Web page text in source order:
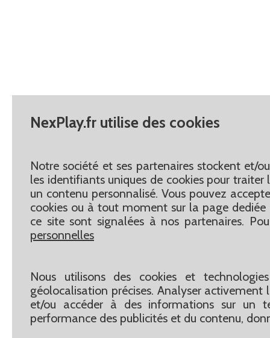
NexPlay.fr utilise des cookies
Notre société et ses partenaires stockent et/
les identifiants uniques de cookies pour
un contenu personnalisé. Vous pouvez
cookies ou à tout moment sur la page dediée
ce site sont signalées à nos partenaires.
personnelles
Nous utilisons des cookies et
géolocalisation précises. Analyser
et/ou accéder à des informations sur un
performance des publicités et du contenu,